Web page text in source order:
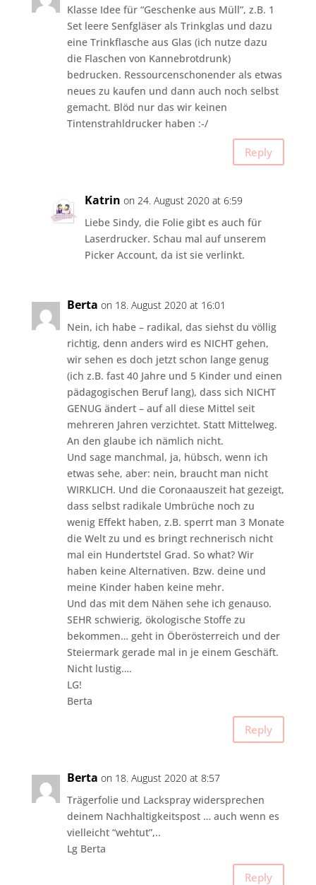
Klasse Idee für “Geschenke aus Müll”, z.B. 1
Set leere Senfgläser als Trinkglas und dazu
eine Trinkflasche aus Glas (ich nutze dazu
die Flaschen von Kannebrotdrunk)
bedrucken. Ressourcenschonender als etwas
neues zu kaufen und dann auch noch selbst
gemacht. Blöd nur das wir keinen
Tintenstrahldrucker haben :-/
Reply
Katrin on 24. August 2020 at 6:59
Liebe Sindy, die Folie gibt es auch für
Laserdrucker. Schau mal auf unserem
Picker Account, da ist sie verlinkt.
Berta on 18. August 2020 at 16:01
Nein, ich habe – radikal, das siehst du völlig
richtig, denn anders wird es NICHT gehen,
wir sehen es doch jetzt schon lange genug
(ich z.B. fast 40 Jahre und 5 Kinder und einen
pädagogischen Beruf lang), dass sich NICHT
GENUG ändert – auf all diese Mittel seit
mehreren Jahren verzichtet. Statt Mittelweg.
An den glaube ich nämlich nicht.
Und sage manchmal, ja, hübsch, wenn ich
etwas sehe, aber: nein, braucht man nicht
WIRKLICH. Und die Coronaauszeit hat gezeigt,
dass selbst radikale Umbrüche noch zu
wenig Effekt haben, z.B. sperrt man 3 Monate
die Welt zu und es bringt rechnerisch nicht
mal ein Hundertstel Grad. So what? Wir
haben keine Alternativen. Bzw. deine und
meine Kinder haben keine mehr.
Und das mit dem Nähen sehe ich genauso.
SEHR schwierig, ökologische Stoffe zu
bekommen… geht in Öberösterreich und der
Steiermark gerade mal in je einem Geschäft.
Nicht lustig….
LG!
Berta
Reply
Berta on 18. August 2020 at 8:57
Trägerfolie und Lackspray widersprechen
deinem Nachhaltigkeitspost … auch wenn es
vielleicht “wehtut”,..
Lg Berta
Reply